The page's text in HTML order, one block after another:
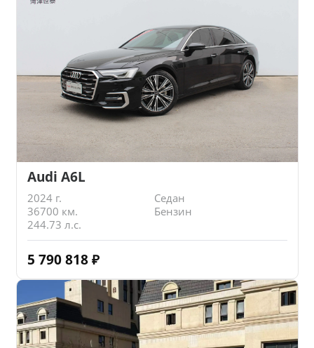
Audi A6L
2024 г.
Седан
36700 км.
Бензин
244.73 л.с.
5 790 818 ₽